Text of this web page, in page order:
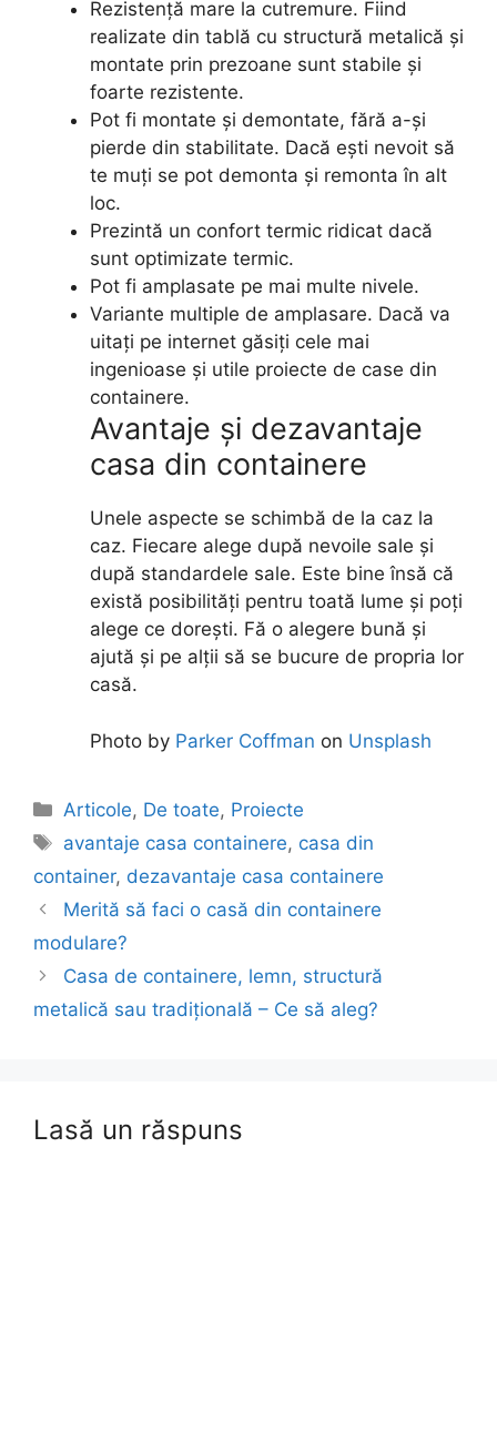
Rezistență mare la cutremure. Fiind
realizate din tablă cu structură metalică și
montate prin prezoane sunt stabile și
foarte rezistente.
Pot fi montate și demontate, fără a-și
pierde din stabilitate. Dacă ești nevoit să
te muți se pot demonta și remonta în alt
loc.
Prezintă un confort termic ridicat dacă
sunt optimizate termic.
Pot fi amplasate pe mai multe nivele.
Variante multiple de amplasare. Dacă va
uitați pe internet găsiți cele mai
ingenioase și utile proiecte de case din
containere.
Avantaje și dezavantaje
casa din containere
Unele aspecte se schimbă de la caz la
caz. Fiecare alege după nevoile sale și
după standardele sale. Este bine însă că
există posibilități pentru toată lume și poți
alege ce dorești. Fă o alegere bună și
ajută și pe alții să se bucure de propria lor
casă.
Photo by Parker Coffman on Unsplash
Articole, De toate, Proiecte
avantaje casa containere, casa din
container, dezavantaje casa containere
Merită să faci o casă din containere
modulare?
Casa de containere, lemn, structură
metalică sau tradițională – Ce să aleg?
Lasă un răspuns